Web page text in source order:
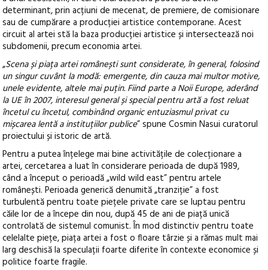
determinant, prin acțiuni de mecenat, de premiere, de comisionare
sau de cumpărare a producției artistice contemporane. Acest
circuit al artei stă la baza producției artistice și intersectează noi
subdomenii, precum economia artei.
„Scena și piața artei românești sunt considerate, în general, folosind
un singur cuvânt la modă: emergente, din cauza mai multor motive,
unele evidente, altele mai puțin. Fiind parte a Noii Europe, aderând
la UE în 2007, interesul general și special pentru artă a fost reluat
încetul cu încetul, combinând organic entuziasmul privat cu
mișcarea lentă a instituțiilor publice” spune Cosmin Nasui curatorul
proiectului și istoric de artă.
Pentru a putea înțelege mai bine activitățile de colecționare a
artei, cercetarea a luat în considerare perioada de după 1989,
când a început o perioadă „wild wild east” pentru artele
românești. Perioada generică denumită „tranziție” a fost
turbulentă pentru toate piețele private care se luptau pentru
căile lor de a începe din nou, după 45 de ani de piață unică
controlată de sistemul comunist. În mod distinctiv pentru toate
celelalte piețe, piața artei a fost o floare târzie și a rămas mult mai
larg deschisă la speculații foarte diferite în contexte economice și
politice foarte fragile.